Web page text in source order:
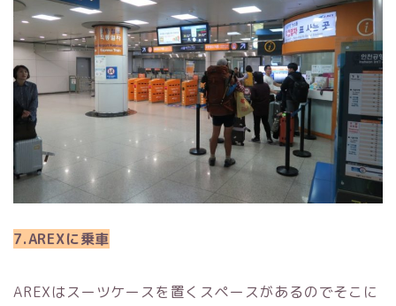
7.AREXに乗車
AREXはスーツケースを置くスペースがあるのでそこに